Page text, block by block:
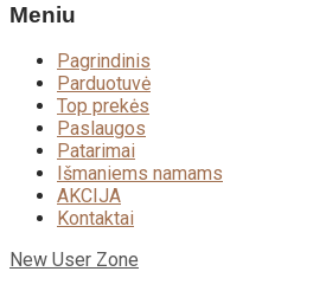
Meniu
Pagrindinis
Parduotuvė
Top prekės
Paslaugos
Patarimai
Išmaniems namams
AKCIJA
Kontaktai
New User Zone